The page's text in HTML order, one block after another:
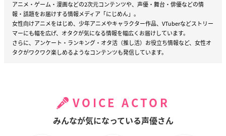
アニメ・ゲーム・漫画などの2次元コンテンツや、声優・舞台・俳優などの情
報・話題をお届けする情報メディア「にじめん」。
女性向けアニメをはじめ、少年アニメやキャラクター作品、VTuberなどストリー
マーにも幅を広げ、オタクが気になる情報を幅広くお届けしています。
さらに、アンケート・ランキング・オタ活（推し活）お役立ち情報など、女性オ
タクがワクワク楽しめるようなコンテンツも発信しています。
VOICE ACTOR
みんなが気になっている声優さん